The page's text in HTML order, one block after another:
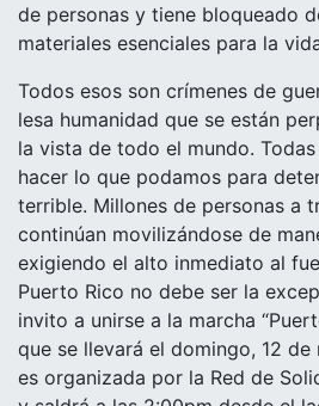
de personas y tiene bloqueado
materiales esenciales para la
Todos esos son crímenes de
lesa humanidad que se están
la vista de todo el mundo.
hacer lo que podamos para
terrible. Millones de personas a
continúan movilizándose de
exigiendo el alto inmediato al
Puerto Rico no debe ser la
invito a unirse a la marcha
que se llevará el domingo, 12 de
es organizada por la Red de